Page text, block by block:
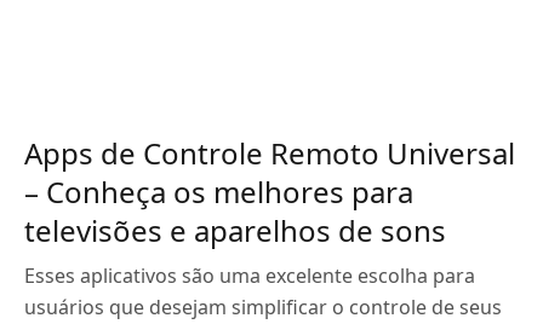
Apps de Controle Remoto Universal
– Conheça os melhores para
televisões e aparelhos de sons
Esses aplicativos são uma excelente escolha para
usuários que desejam simplificar o controle de seus